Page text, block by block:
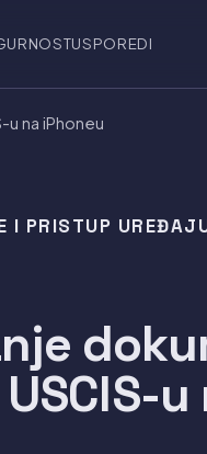
USPOREDI
u na iPhoneu
I PRISTUP